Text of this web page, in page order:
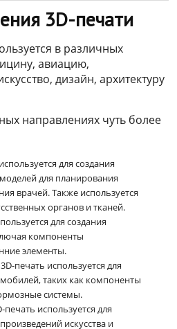
3D-печати
в различных
авиацию,
дизайн, архитектуру
направлениях чуть более
для создания
для планирования
врачей. Также используется
органов и тканей.
для создания
компоненты
элементы.
печать используется для
таких как компоненты
системы.
печать используется для
искусства и